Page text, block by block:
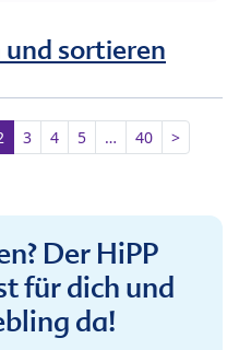
sortieren
3 4 5 … 40 >
Der HiPP
für dich und
da!